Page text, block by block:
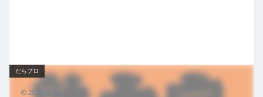
だらプロ
2025.02.21